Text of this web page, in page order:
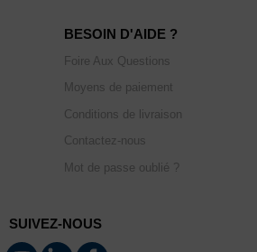
BESOIN D'AIDE ?
Foire Aux Questions
Moyens de paiement
Conditions de livraison
Contactez-nous
Mot de passe oublié ?
SUIVEZ-NOUS